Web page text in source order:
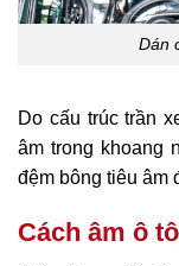
Dán
Do cấu trúc trần
âm trong khoang
đệm bông tiêu âm
Cách âm ô